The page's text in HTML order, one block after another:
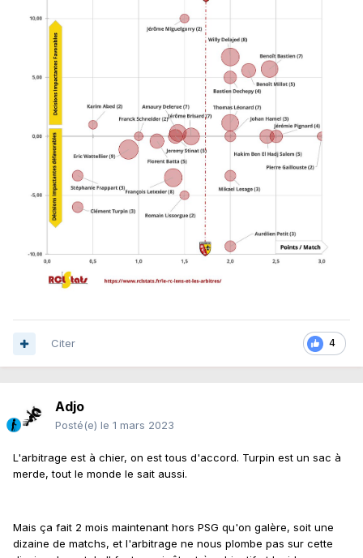
4
Citer
Adjo
Posté(e) le 1 mars 2023
L'arbitrage est à chier, on est tous d'accord. Turpin est un sac à
merde, tout le monde le sait aussi.
Mais ça fait 2 mois maintenant hors PSG qu'on galère, soit une
dizaine de matchs, et l'arbitrage ne nous plombe pas sur cette